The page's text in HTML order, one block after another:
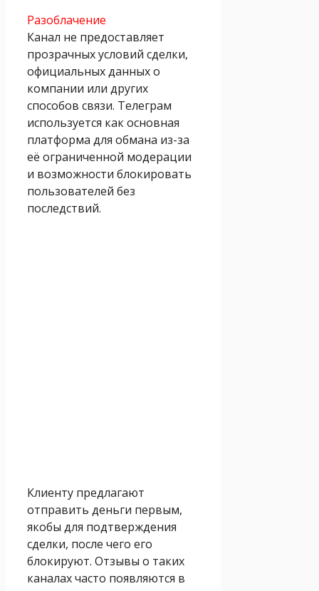
Разоблачение
Канал не предоставляет
прозрачных условий сделки,
официальных данных о
компании или других
способов связи. Телеграм
используется как основная
платформа для обмана из-за
её ограниченной модерации
и возможности блокировать
пользователей без
последствий.
Клиенту предлагают
отправить деньги первым,
якобы для подтверждения
сделки, после чего его
блокируют. Отзывы о таких
каналах часто появляются в